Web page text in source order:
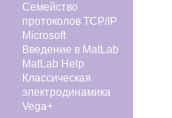
Семейство
протоколов TCP/IP
Microsoft
Введение в MatLab
MatLab Help
Классическая
электродинамика
Vega+